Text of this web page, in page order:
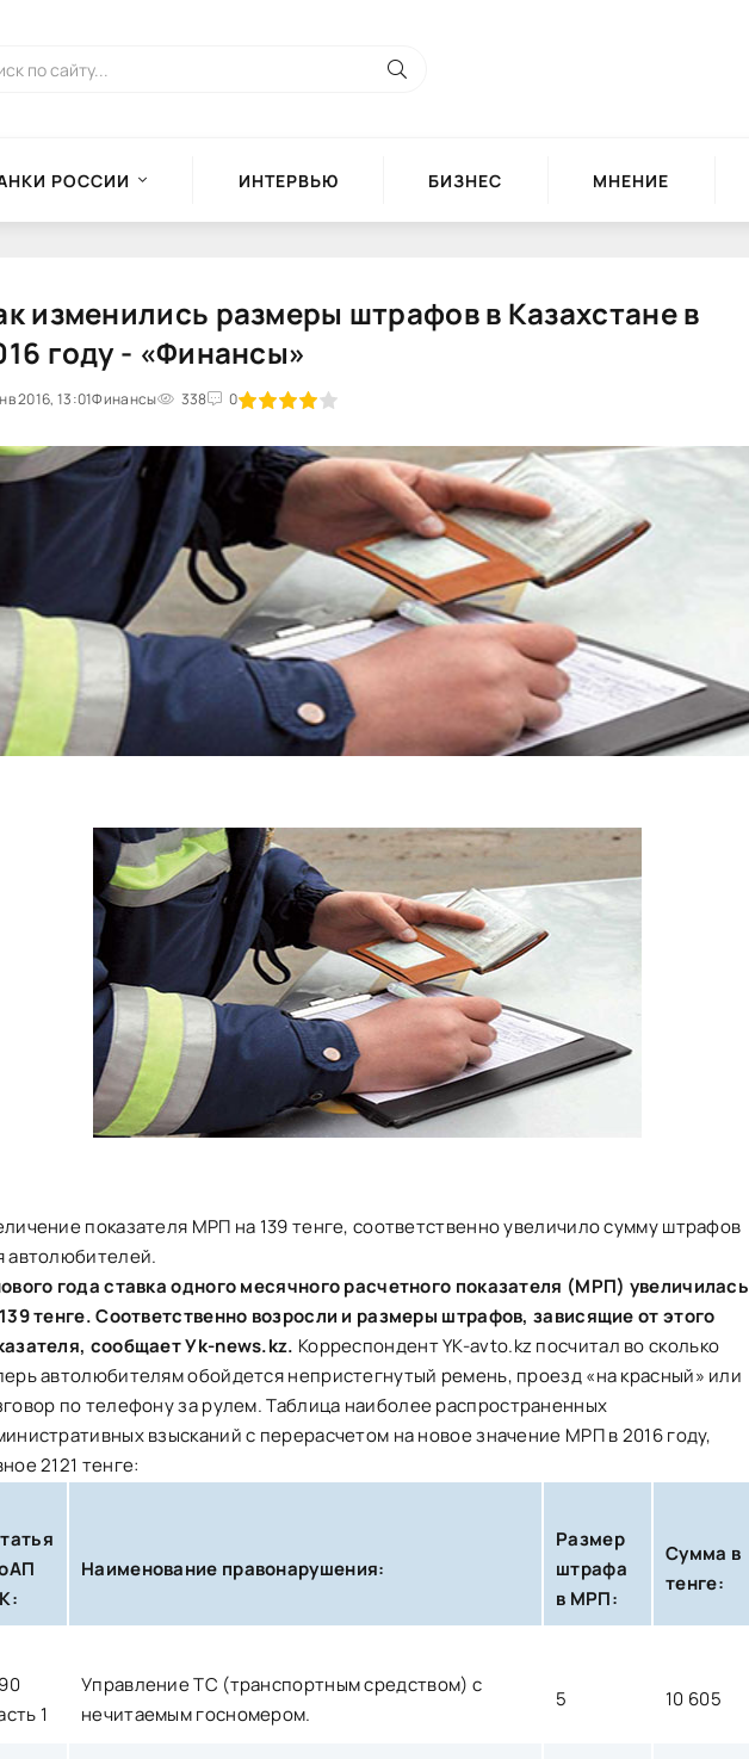
РОССИИ ИНТЕРВЬЮ БИЗНЕС МНЕНИЕ
изменились размеры штрафов в Казахстане в
году - «Финансы»
2016, 13:01Финансы 338 0
80 1 2 3 4 5
показателя МРП на 139 тенге, соответственно увеличило сумму штрафов
автолюбителей.
года ставка одного месячного расчетного показателя (МРП) увеличилась
тенге. Соответственно возросли и размеры штрафов, зависящие от этого
сообщает Уk-news.kz. КорреспондентYK-avto.kzпосчитал во сколько
автолюбителям обойдется непристегнутый ремень, проезд «на красный» или
по телефону за рулем. Таблица наиболее распространенных
взысканий с перерасчетом на новое значение МРП в 2016 году,
2121 тенге:
Наименование правонарушения:
Размер
штрафа
в МРП:
Сумма в
тенге:
1
Управление ТС (транспортным средством) с
нечитаемым госномером.
5 10 605